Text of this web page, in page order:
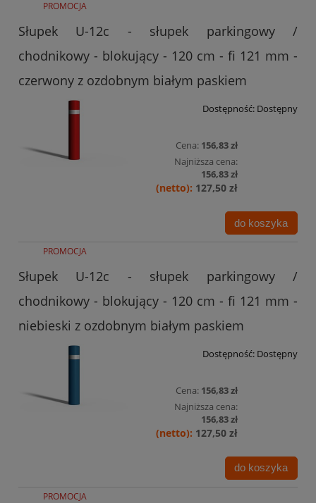
Słupek U-12c - słupek parkingowy /
chodnikowy - blokujący - 120 cm - fi 121 mm -
czerwony z ozdobnym białym paskiem
Dostępność: Dostępny
Cena: 156,83 zł
Najniższa cena:
156,83 zł
127,50 zł
do koszyka
PROMOCJA
Słupek U-12c - słupek parkingowy /
chodnikowy - blokujący - 120 cm - fi 121 mm -
niebieski z ozdobnym białym paskiem
Dostępność: Dostępny
Cena: 156,83 zł
Najniższa cena:
156,83 zł
127,50 zł
do koszyka
PROMOCJA
PROMOCJA